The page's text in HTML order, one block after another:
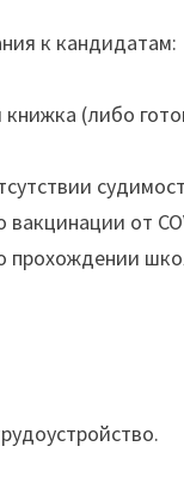
к кандидатам:
(либо
от
прохождении